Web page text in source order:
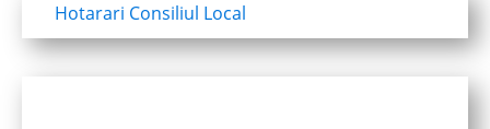
Hotarari Consiliul Local